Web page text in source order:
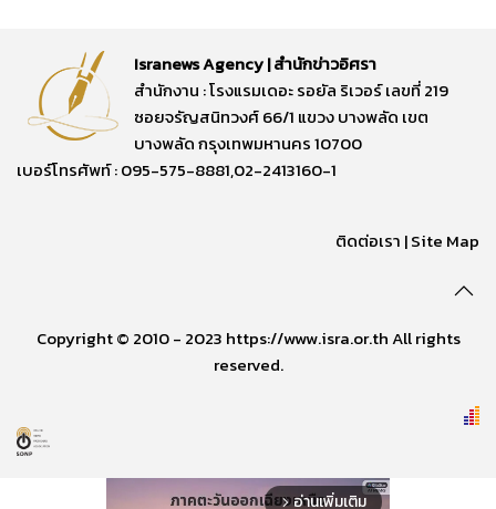
Isranews Agency | สำนักข่าวอิศรา
สำนักงาน : โรงแรมเดอะ รอยัล ริเวอร์ เลขที่ 219
ซอยจรัญสนิทวงศ์ 66/1 แขวง บางพลัด เขต
บางพลัด กรุงเทพมหานคร 10700
เบอร์โทรศัพท์ : 095-575-8881,02-2413160-1
ติดต่อเรา |Site Map
Copyright © 2010 - 2023 https://www.isra.or.th All rights
reserved.
arrow_forward_ios อ่านเพิ่มเติม